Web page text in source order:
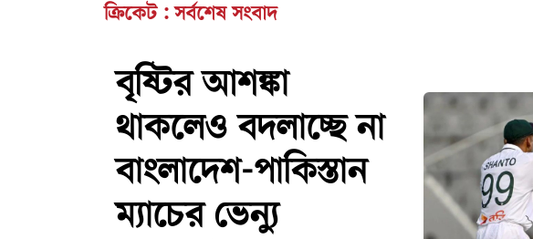
ক্রিকেট : সর্বশেষ সংবাদ
বৃষ্টির আশঙ্কা
থাকলেও বদলাচ্ছে না
বাংলাদেশ-পাকিস্তান
ম্যাচের ভেন্যু